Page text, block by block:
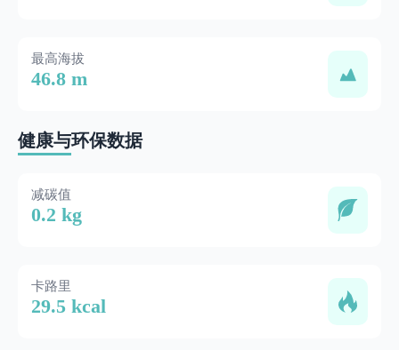
最高海拔
46.8 m
健康与环保数据
减碳值
0.2 kg
卡路里
29.5 kcal